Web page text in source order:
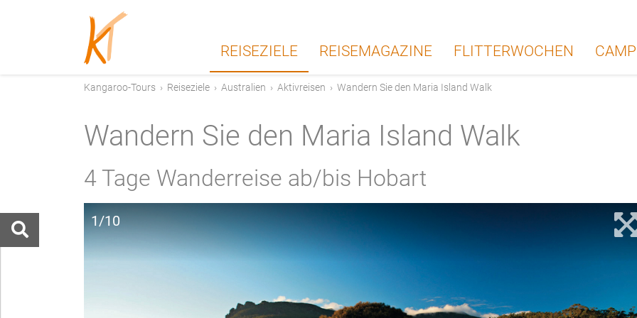
REISEZIELE REISEMAGAZINE FLITTERWOCHEN
Kangaroo-Tours › Reiseziele › Australien › Aktivreisen › Wandern Sie den Maria Island Walk
Wandern Sie den Maria Island Walk
4 Tage Wanderreise ab/bis Hobart
1/10